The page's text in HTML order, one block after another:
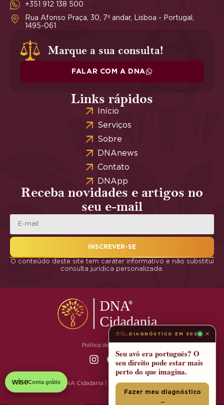
+351 912 138 500
Rua Afonso Praça, 30, 7º andar, Lisboa - Portugal,
1495-061
Marque a sua consulta!
FALAR COM A DNA
Links rápidos
Início
Serviços
Sobre
DNAnews
Contato
DNApp
Receba novidades e artigos no
seu e-mail
INSCREVER-SE
O conteúdo deste site tem caráter informativo e não substitui
consulta jurídica personalizada.
© 2025 DNA Cidadania | Todos os Direitos Reservados
Política de Privacidade
DIAGNÓSTICO EM 30S ×
Seu avô era português? O
seu direito pode estar mais
perto do que imagina.
Fazer meu diagnóstico
→
wiseConta grátis